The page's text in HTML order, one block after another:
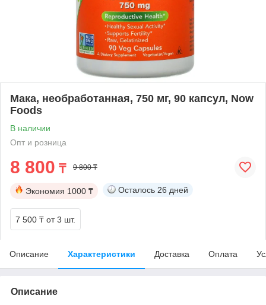
Мака, необработанная, 750 мг, 90 капсул, Now
Foods
В наличии
Опт и розница
8 800 ₸ 9 800 ₸
Экономия 1000 ₸ Осталось 26 дней
7 500 ₸ от 3 шт.
Описание Характеристики Доставка Оплата
Описание